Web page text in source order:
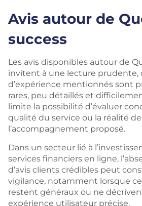
Avis autour de
success
Les avis disponibles autour de
invitent à une lecture prudente,
d’expérience mentionnés sont
rares, peu détaillés et
limite la possibilité d’évaluer
qualité du service ou la réalité de
l’accompagnement proposé.
Dans un secteur lié à
services financiers en ligne,
d’avis clients crédibles peut
vigilance, notamment lorsque
restent généraux ou ne
expérience utilisateur précise.